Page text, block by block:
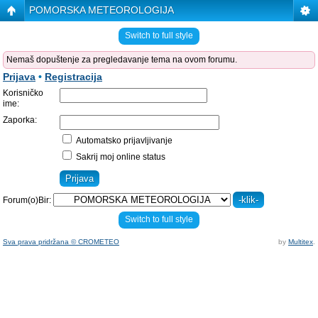
POMORSKA METEOROLOGIJA
Switch to full style
Nemaš dopuštenje za pregledavanje tema na ovom forumu.
Prijava • Registracija
Korisničko
ime:
Zaporka:
Automatsko prijavljivanje
Sakrij moj online status
Forum(o)Bir:
Switch to full style
Sva prava pridržana © CROMETEO by Multitex